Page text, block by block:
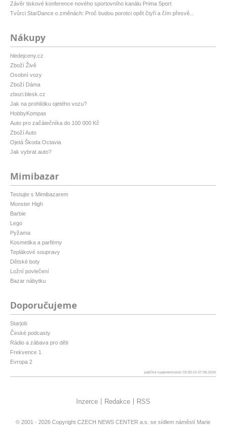
Závěr tiskové konference nového sportovního kanálu Prima Sport
Tvůrci StarDance o změnách: Proč budou porotci opět čtyři a čím přesvě...
Nákupy
hledejceny.cz
Zboží Živě
Osobní vozy
Zboží Dáma
zbozi.blesk.cz
Jak na prohlídku ojetého vozu?
HobbyKompas
Auto pro začátečníka do 100 000 Kč
Zboží Auto
Ojetá Škoda Octavia
Jak vybrat auto?
Mimibazar
Testujte s Mimibazarem
Monster High
Barbie
Lego
Pyžama
Kosmetika a parfémy
Teplákové soupravy
Dětské boty
Ložní povlečení
Bazar nábytku
Doporučujeme
Starjob
České podcasty
Rádio a zábava pro děti
Frekvence 1
Evropa 2
patička vygenerovaná: 03:30:15 07.08.2026
Inzerce Redakce RSS
© 2001 - 2026 Copyright CZECH NEWS CENTER a.s. se sídlem náměstí Marie